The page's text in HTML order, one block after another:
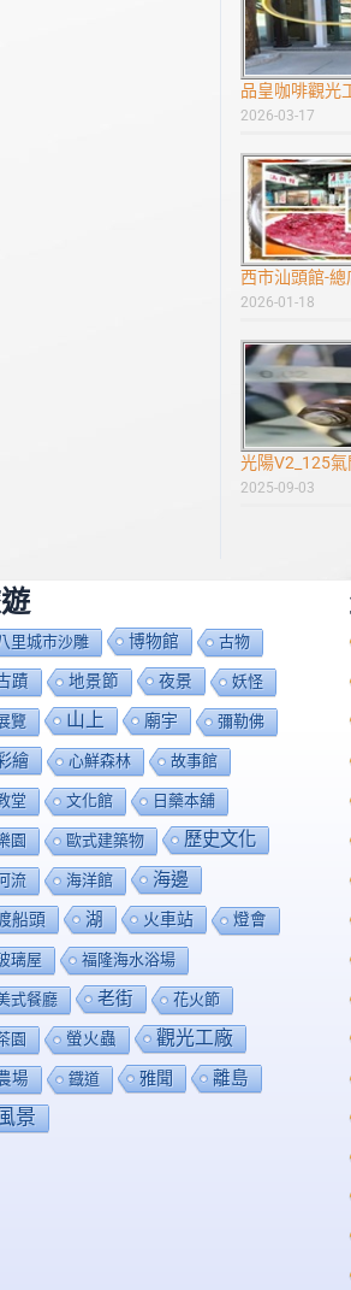
品皇咖啡觀光
2026-03-17
西市汕頭館-總
2026-01-18
光陽V2_125
2025-09-03
里城市沙雕 博物館 古物
蹟 地景節 夜景 妖怪
覽 山上 廟宇 彌勒佛
繪 心鮮森林 故事館
堂 文化館 日藥本舖
園 歐式建築物 歷史文化
流 海洋館 海邊
船頭 湖 火車站 燈會
璃屋 福隆海水浴場
式餐廳 老街 花火節
園 螢火蟲 觀光工廠
場 鐡道 雅聞 離島
景